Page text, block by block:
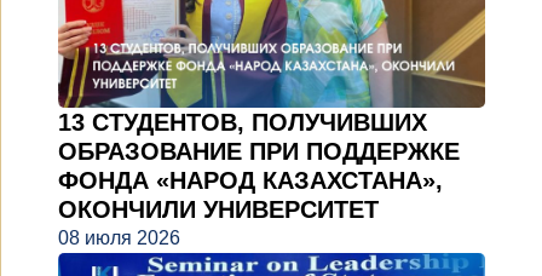
13 СТУДЕНТОВ, ПОЛУЧИВШИХ
ОБРАЗОВАНИЕ ПРИ ПОДДЕРЖКЕ
ФОНДА «НАРОД КАЗАХСТАНА»,
ОКОНЧИЛИ УНИВЕРСИТЕТ
08 июля 2026